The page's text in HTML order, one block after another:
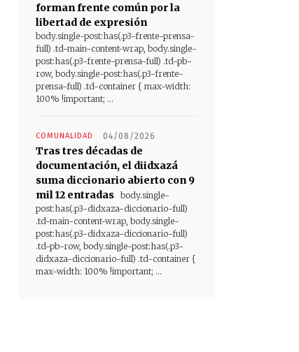
forman frente común por la
libertad de expresión
body.single-post:has(.p3-frente-prensa-
full) .td-main-content-wrap, body.single-
post:has(.p3-frente-prensa-full) .td-pb-
row, body.single-post:has(.p3-frente-
prensa-full) .td-container { max-width:
100% !important; ...
COMUNALIDAD 04/08/2026
Tras tres décadas de
documentación, el diidxazá
suma diccionario abierto con 9
mil 12 entradas body.single-
post:has(.p3-didxaza-diccionario-full)
.td-main-content-wrap, body.single-
post:has(.p3-didxaza-diccionario-full)
.td-pb-row, body.single-post:has(.p3-
didxaza-diccionario-full) .td-container {
max-width: 100% !important; ...